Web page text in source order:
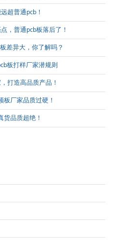
超普通pcb！
，普通pcb板落后了！
差异大，你了解吗？
板打样厂家潜规则
打造高品质产品！
厂家品质过硬！
货品质超绝！